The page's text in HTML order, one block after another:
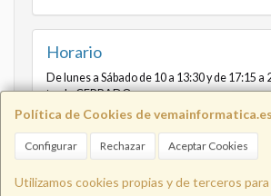
Política de Cookies de vemainformatica.es
Configurar Rechazar Aceptar Cookies
Utilizamos cookies propias y de terceros
Horario
De lunes a Sábado de 10 a 13:30 y de 17:15 a
tarde CERRADO